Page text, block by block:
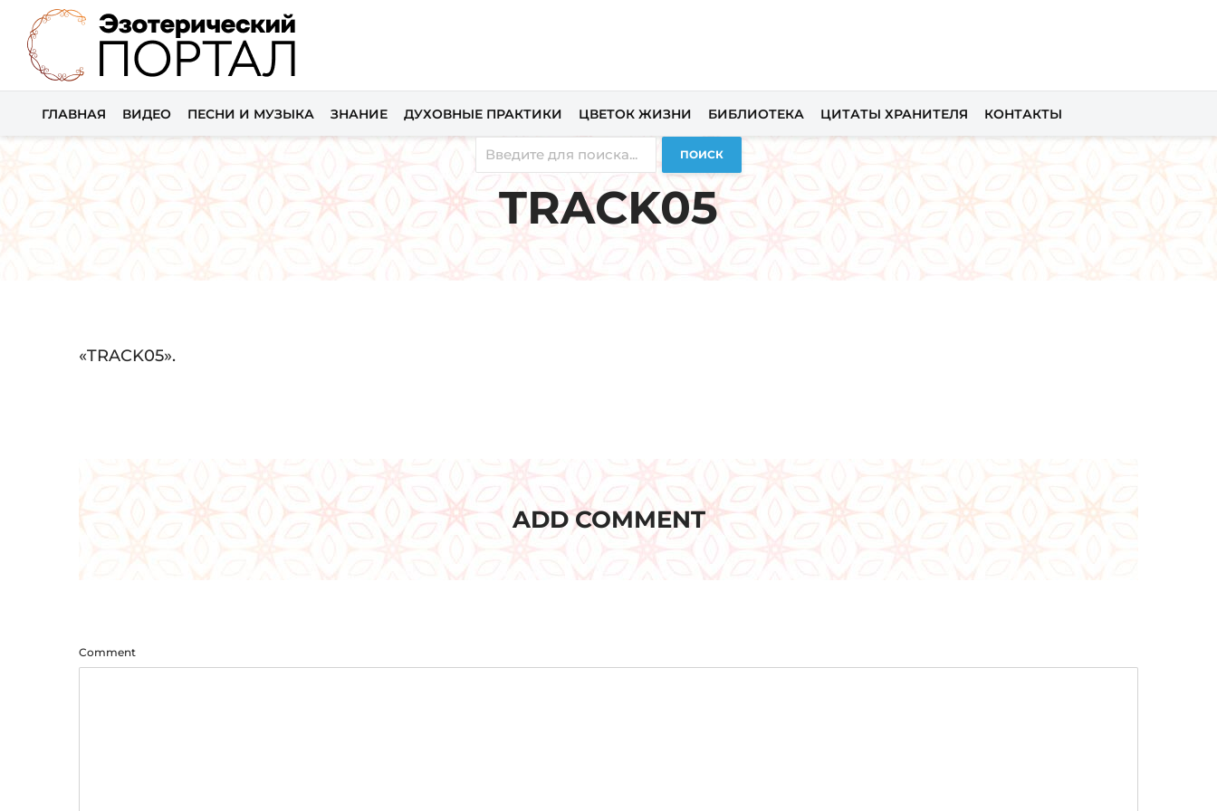
ГЛАВНАЯ ВИДЕО ПЕСНИ И МУЗЫКА ЗНАНИЕ ДУХОВНЫЕ ПРАКТИКИ ЦВЕТОК ЖИЗНИ БИБЛИОТЕКА ЦИТАТЫ ХРАНИТЕЛЯ КОНТАКТЫ
ПОИСК
TRACK05
Audio
«TRACK05».
ADD COMMENT
Comment